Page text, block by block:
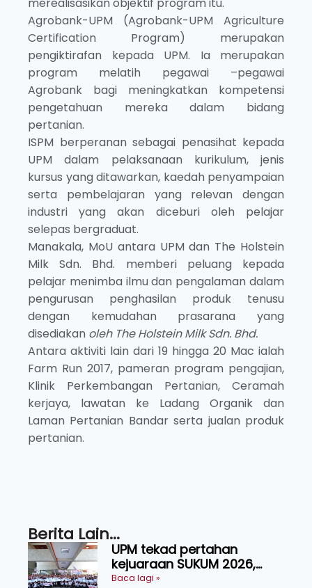
Agrobank-UPM (Agrobank-UPM Agriculture
Certification Program) merupakan
pengiktirafan kepada UPM. Ia merupakan
program melatih pegawai –pegawai
Agrobank bagi meningkatkan kompetensi
pengetahuan mereka dalam bidang
pertanian.
ISPM berperanan sebagai penasihat kepada
UPM dalam pelaksanaan kurikulum, jenis
kursus yang ditawarkan, kaedah penyampaian
serta pembelajaran yang relevan dengan
industri yang akan diceburi oleh pelajar
selepas bergraduat.
Manakala, MoU antara UPM dan The Holstein
Milk Sdn. Bhd. memberi peluang kepada
pelajar menimba ilmu dan pengalaman dalam
pengurusan penghasilan produk tenusu
dengan kemudahan prasarana yang
disediakan oleh The Holstein Milk Sdn. Bhd.
Antara aktiviti lain dari 19 hingga 20 Mac ialah
Farm Run 2017, pameran program pengajian,
Klinik Perkembangan Pertanian, Ceramah
kerjaya, lawatan ke Ladang Organik dan
Laman Pertanian Bandar serta jualan produk
pertanian.
Berita Lain...
UPM tekad pertahan
kejuaraan SUKUM 2026,
sasar 16 pingat emas
Baca lagi »